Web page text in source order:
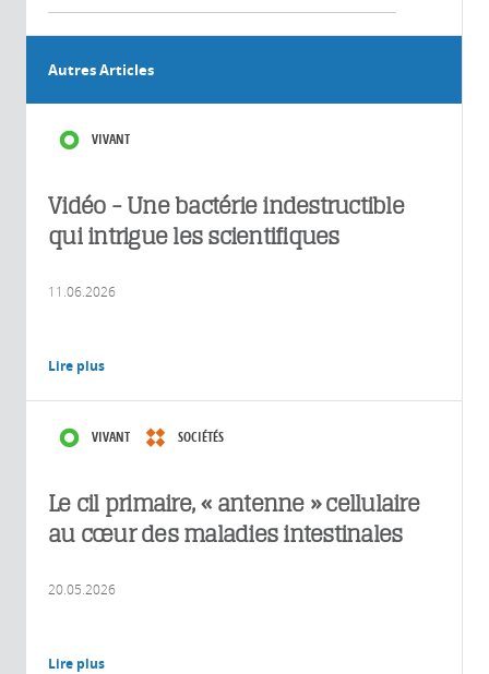
Autres Articles
VIVANT
Vidéo - Une bactérie indestructible
qui intrigue les scientifiques
11.06.2026
Lire plus
VIVANT SOCIÉTÉS
Le cil primaire, « antenne » cellulaire
au cœur des maladies intestinales
20.05.2026
Lire plus